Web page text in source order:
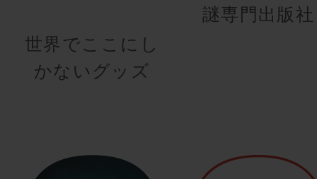
世界でここにし
かないグッズ
謎専門出版社